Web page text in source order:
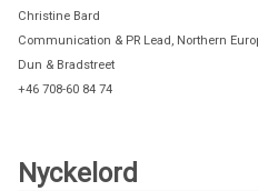
Christine Bard
Communication & PR Lead, Northern
Dun & Bradstreet
+46 708-60 84 74
Nyckelord